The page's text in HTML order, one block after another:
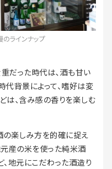
ラインナップ
だった時代は、酒も甘い
代背景によって、嗜好は変
は、含み感の香りを楽しむ
の楽しみ方を的確に捉え
産の米を使った純米酒
、地元にこだわった酒造り